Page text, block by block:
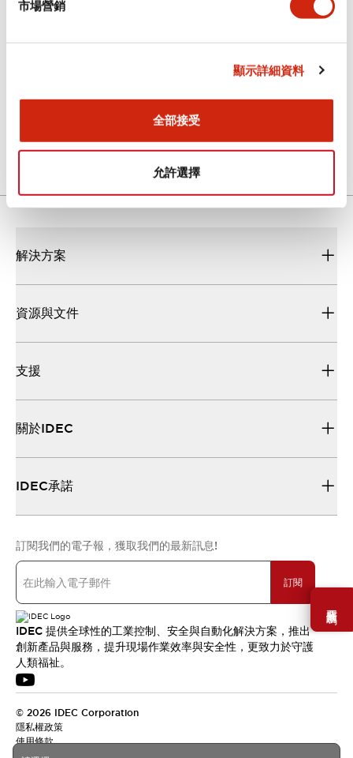
市場營銷
顯示詳細資料
全部接受
允許選擇
需要幫助嗎？
SLC30組合式指示燈
645.28KB
解決方案
資源與文件
支援
關於IDEC
IDEC承諾
訂閱我們的電子報，獲取我們的最新訊息!
訂閱
IDEC 提供全球性的工業控制、安全與自動化解決方案，推出
創新產品與服務，提升現場作業效率與安全性，更致力於守護
人類福祉。
© 2026 IDEC Corporation
隱私權政策
使用條款